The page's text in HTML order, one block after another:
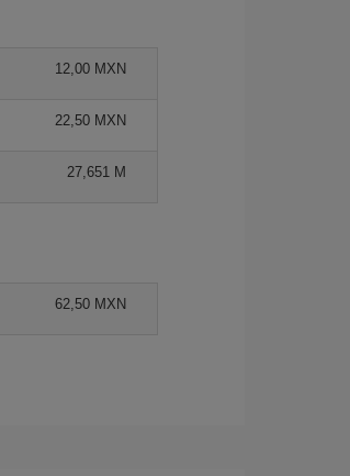
12,00 MXN
22,50 MXN
27,651 M
62,50 MXN